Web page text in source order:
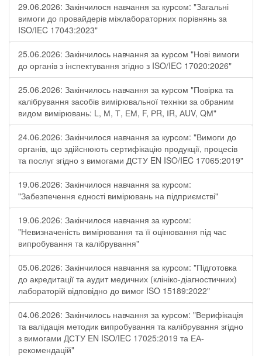
29.06.2026: Закінчилося навчання за курсом: "Загальні
вимоги до провайдерів міжлабораторних порівнянь за
ISO/IEC 17043:2023"
25.06.2026: Закінчилось навчання за курсом "Нові вимоги
до органів з інспектування згідно з ISO/IEC 17020:2026"
25.06.2026: Закінчилось навчання за курсом "Повірка та
калібрування засобів вимірювальної техніки за обраним
видом вимірювань: L, М, Т, ЕМ, F, РR, ІR, АUV, QМ"
24.06.2026: Закінчилося навчання за курсом: "Вимоги до
органів, що здійснюють сертифікацію продукції, процесів
та послуг згідно з вимогами ДСТУ EN ISO/IEC 17065:2019"
19.06.2026: Закінчилося навчання за курсом:
"Забезпечення єдності вимірювань на підприємстві"
19.06.2026: Закінчилося навчання за курсом:
"Невизначеність вимірювання та її оцінювання під час
випробування та калібрування"
05.06.2026: Закінчилося навчання за курсом: "Підготовка
до акредитації та аудит медичних (клініко-діагностичних)
лабораторій відповідно до вимог ISO 15189:2022"
04.06.2026: Закінчилось навчання за курсом: "Верифікація
та валідація методик випробування та калібрування згідно
з вимогами ДСТУ EN ISO/IEC 17025:2019 та ЕА-
рекомендацій"